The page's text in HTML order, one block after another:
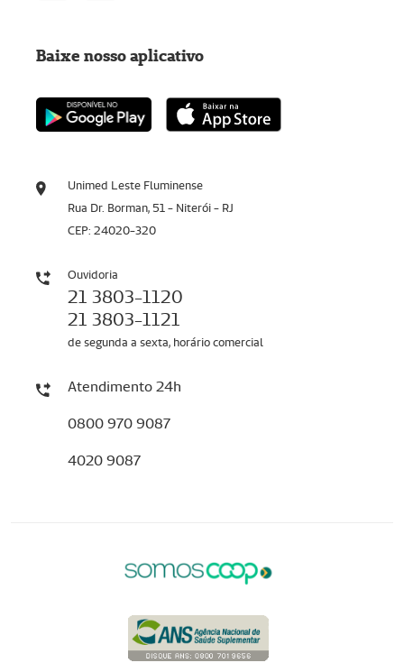
Unimed Leste Fluminense
Rua Dr. Borman, 51 - Niterói - RJ
CEP: 24020-320
Ouvidoria
21 3803-1120
21 3803-1121
de segunda a sexta, horário comercial
Atendimento 24h
0800 970 9087
4020 9087
Baixe nosso aplicativo